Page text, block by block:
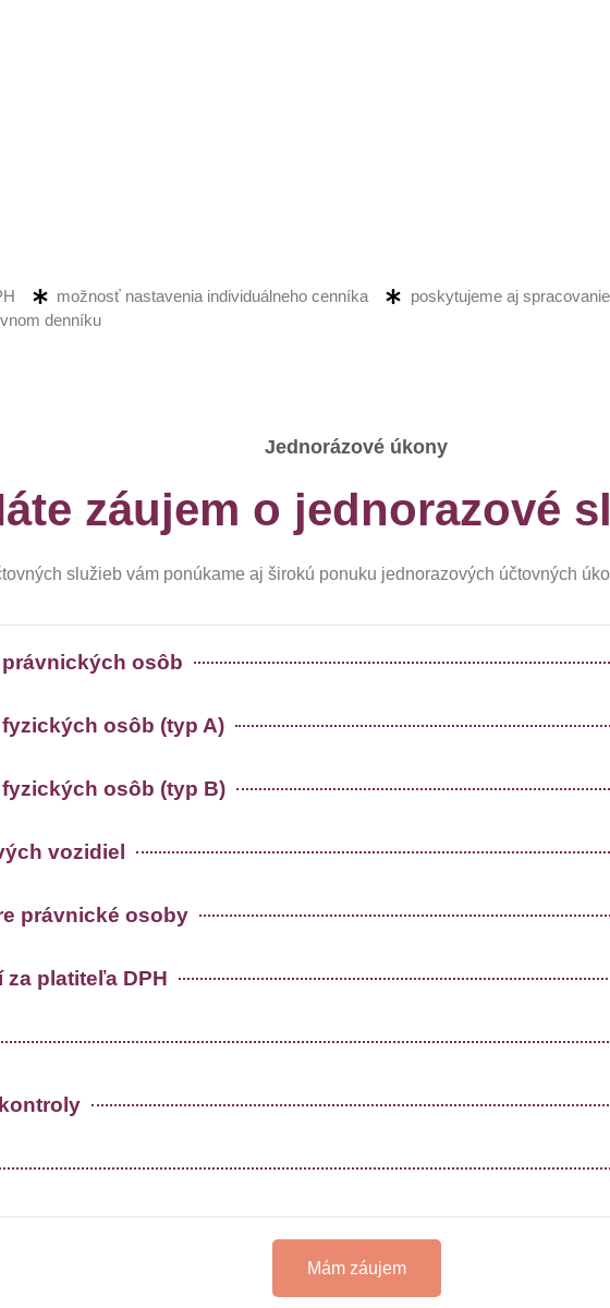
možnosť nastavenia individuálneho cenníka
poskytujeme aj
denníku
Jednorázové úkony
záujem o jednorazové
služieb vám ponúkame aj širokú ponuku jednorazových účtovných
osôb
osôb (typ A)
osôb (typ B)
vozidiel
právnické osoby
platiteľa DPH
Mám záujem